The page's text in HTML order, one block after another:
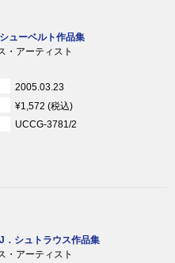
ューベルト作品集
・アーティスト
2005.03.23
¥1,572 (税込)
UCCG-3781/2
．シュトラウス作品集
・アーティスト